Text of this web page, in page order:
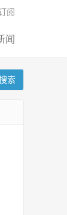
阅
闻
索